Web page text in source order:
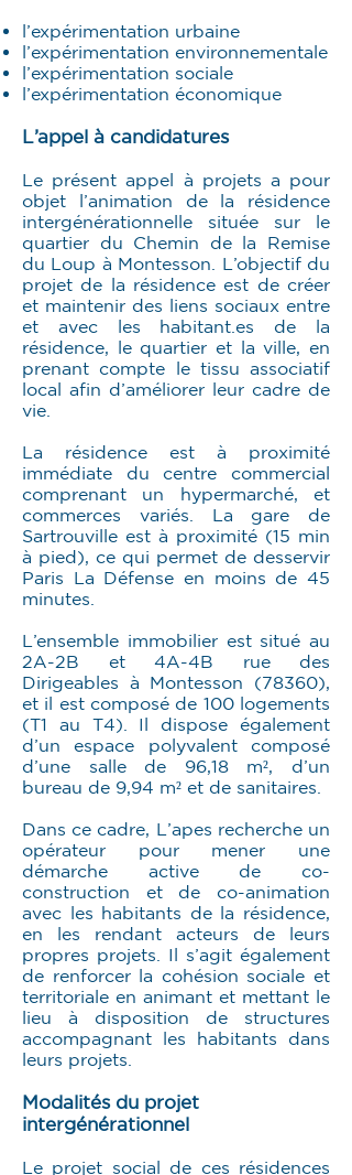
l’expérimentation urbaine
l’expérimentation environnementale
l’expérimentation sociale
l’expérimentation économique
L’appel à candidatures
Le présent appel à projets a pour
objet l’animation de la résidence
intergénérationnelle située sur le
quartier du Chemin de la Remise
du Loup à Montesson. L’objectif du
projet de la résidence est de créer
et maintenir des liens sociaux entre
et avec les habitant.es de la
résidence, le quartier et la ville, en
prenant compte le tissu associatif
local afin d’améliorer leur cadre de
vie.
La résidence est à proximité
immédiate du centre commercial
comprenant un hypermarché, et
commerces variés. La gare de
Sartrouville est à proximité (15 min
à pied), ce qui permet de desservir
Paris La Défense en moins de 45
minutes.
L’ensemble immobilier est situé au
2A-2B et 4A-4B rue des
Dirigeables à Montesson (78360),
et il est composé de 100 logements
(T1 au T4). Il dispose également
d’un espace polyvalent composé
d’une salle de 96,18 m², d’un
bureau de 9,94 m² et de sanitaires.
Dans ce cadre, L’apes recherche un
opérateur pour mener une
démarche active de co-
construction et de co-animation
avec les habitants de la résidence,
en les rendant acteurs de leurs
propres projets. Il s’agit également
de renforcer la cohésion sociale et
territoriale en animant et mettant le
lieu à disposition de structures
accompagnant les habitants dans
leurs projets.
Modalités du projet
intergénérationnel
Le projet social de ces résidences